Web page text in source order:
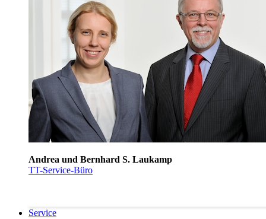
Andrea und Bernhard S. Laukamp
TT-Service-Büro
Service